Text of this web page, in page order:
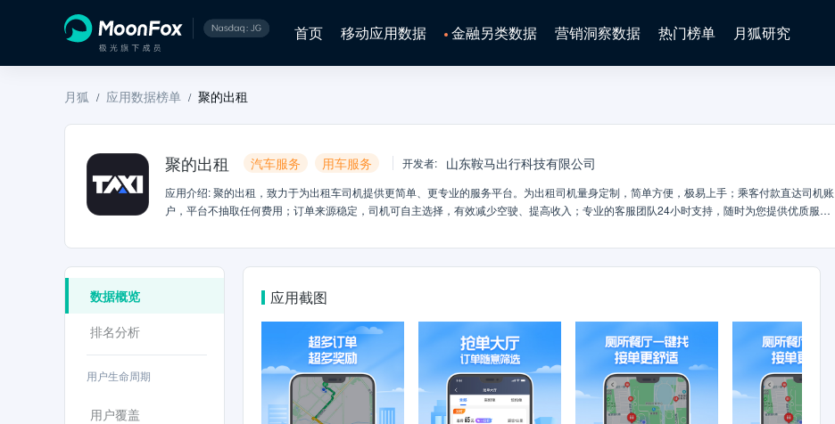
首页 移动应用数据 金融另类数据 营销洞察数据 热门榜单 月狐研究
月狐 / 应用数据榜单 / 聚的出租
聚的出租 汽车服务 用车服务 开发者: 山东鞍马出行科技有限公司
应用介绍:聚的出租，致力于为出租车司机提供更简单、更专业的服务平台。为出租司机量身定制，简单方便，极易上手；乘客付款直达司机账
户，平台不抽取任何费用；订单来源稳定，司机可自主选择，有效减少空驶、提高收入；专业的客服团队24小时支持，随时为您提供优质服
数据概览
排名分析
用户生命周期
用户覆盖
应用截图